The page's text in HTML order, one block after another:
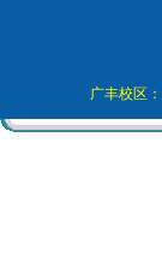
广丰校区：